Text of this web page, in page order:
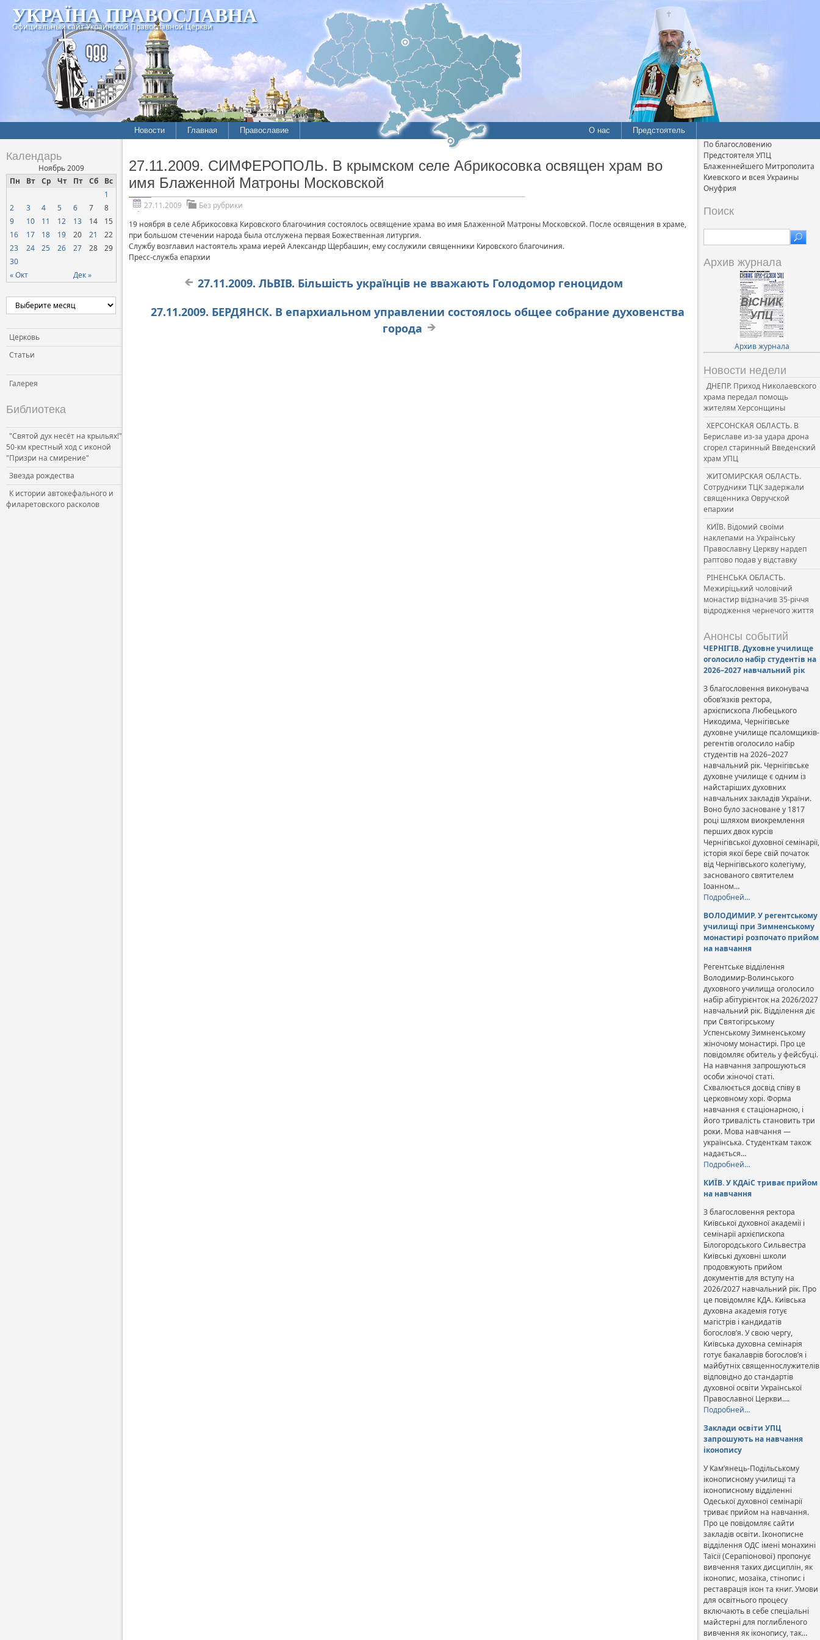
УКРАЇНА ПРАВОСЛАВНА
Официальный сайт Украинской Православной Церкви
Новости Главная Православие О нас Предстоятель
Календарь
Ноябрь 2009
Пн
Вт Ср Чт Пт Сб Вс
« Окт Дек »
1
2
3 4 5 6 7
8
9
10 11 12 13 14
15
16
17 18 19 20 21
22
23
24 25 26 27 28
29
30
Церковь
Статьи
Галерея
Библиотека
"Святой дух несёт на крыльях!"
50-км крестный ход с иконой
"Призри на смирение"
Звезда рождества
К истории автокефального и
филаретовского расколов
27.11.2009. СИМФЕРОПОЛЬ. В крымском селе Абрикосовка освящен храм во
имя Блаженной Матроны Московской
27.11.2009
Без рубрики
19 ноября в селе Абрикосовка Кировского благочиния состоялось освящение храма во имя Блаженной Матроны Московской. После освящения в храме,
при большом стечении народа была отслужена первая Божественная литургия.
Службу возглавил настоятель храма иерей Александр Щербашин, ему сослужили священники Кировского благочиния.
Пресс-служба епархии
27.11.2009. ЛЬВІВ. Більшість українців не вважають Голодомор геноцидом
27.11.2009. БЕРДЯНСК. В епархиальном управлении состоялось общее собрание духовенства
города
По благословению
Предстоятеля УПЦ
Блаженнейшего Митрополита
Киевского и всея Украины
Онуфрия
Поиск
Архив журнала
Архив журнала
Новости недели
ДНЕПР. Приход Николаевского
храма передал помощь
жителям Херсонщины
ХЕРСОНСКАЯ ОБЛАСТЬ. В
Бериславе из-за удара дрона
сгорел старинный Введенский
храм УПЦ
ЖИТОМИРСКАЯ ОБЛАСТЬ.
Сотрудники ТЦК задержали
священника Овручской
епархии
КИЇВ. Відомий своїми
наклепами на Українську
Православну Церкву нардеп
раптово подав у відставку
РІНЕНСЬКА ОБЛАСТЬ.
Межиріцький чоловічий
монастир відзначив 35-річчя
відродження чернечого життя
Анонсы событий
ЧЕРНІГІВ. Духовне училище
оголосило набір студентів на
2026–2027 навчальний рік
З благословення виконувача
обов’язків ректора,
архієпископа Любецького
Никодима, Чернігівське
духовне училище псаломщиків-
регентів оголосило набір
студентів на 2026–2027
навчальний рік. Чернігівське
духовне училище є одним із
найстаріших духовних
навчальних закладів України.
Воно було засноване у 1817
році шляхом виокремлення
перших двох курсів
Чернігівської духовної семінарії,
історія якої бере свій початок
від Чернігівського колегіуму,
заснованого святителем
Іоанном…
Подробней…
ВОЛОДИМИР. У регентському
училищі при Зимненському
монастирі розпочато прийом
на навчання
Регентське відділення
Володимир-Волинського
духовного училища оголосило
набір абітурієнток на 2026/2027
навчальний рік. Відділення діє
при Святогірському
Успенському Зимненському
жіночому монастирі. Про це
повідомляє обитель у фейсбуці.
На навчання запрошуються
особи жіночої статі.
Схвалюється досвід співу в
церковному хорі. Форма
навчання є стаціонарною, і
його тривалість становить три
роки. Мова навчання —
українська. Студенткам також
надається…
Подробней…
КИЇВ. У КДАіС триває прийом
на навчання
З благословення ректора
Київської духовної академії і
семінарії архієпископа
Білогородського Сильвестра
Київські духовні школи
продовжують прийом
документів для вступу на
2026/2027 навчальний рік. Про
це повідомляє КДА. Київська
духовна академія готує
магістрів і кандидатів
богослов’я. У свою чергу,
Київська духовна семінарія
готує бакалаврів богослов’я і
майбутніх священнослужителів
відповідно до стандартів
духовної освіти Української
Православної Церкви….
Подробней…
Заклади освіти УПЦ
запрошують на навчання
іконопису
У Кам’янець-Подільському
іконописному училищі та
іконописному відділенні
Одеської духовної семінарії
триває прийом на навчання.
Про це повідомляє сайти
закладів освіти. Іконописне
відділення ОДС імені монахині
Таїсії (Серапіонової) пропонує
вивчення таких дисциплін, як
іконопис, мозаїка, стінопис і
реставрація ікон та книг. Умови
для освітнього процесу
включають в себе спеціальні
майстерні для поглибленого
вивчення як іконопису, так…